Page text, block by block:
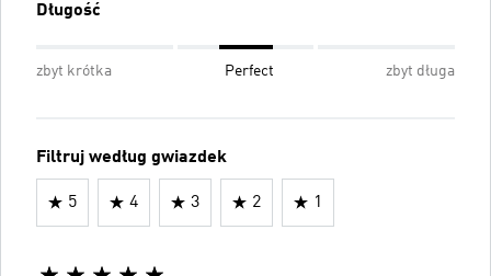
Długość
zbyt krótka Perfect zbyt długa
Filtruj według gwiazdek
5 4 3 2 1